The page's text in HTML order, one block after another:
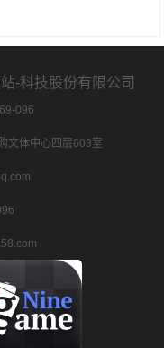
-科技股份有限公司
096
文体中心四层603室